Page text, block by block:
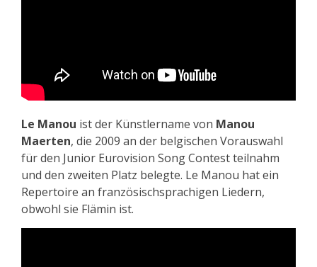
Le Manou ist der Künstlername von Manou
Maerten, die 2009 an der belgischen Vorauswahl
für den Junior Eurovision Song Contest teilnahm
und den zweiten Platz belegte. Le Manou hat ein
Repertoire an französischsprachigen Liedern,
obwohl sie Flämin ist.